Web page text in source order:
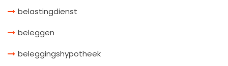
belastingdienst
beleggen
beleggingshypotheek